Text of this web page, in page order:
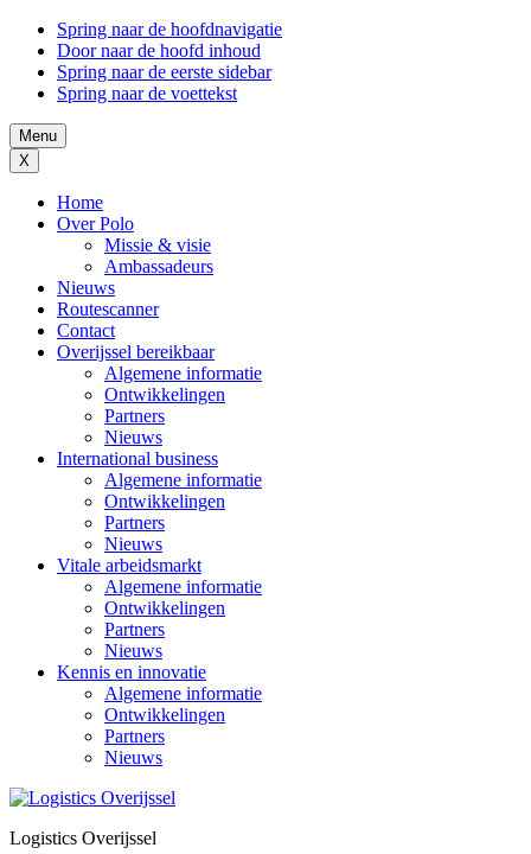
Spring naar de hoofdnavigatie
Door naar de hoofd inhoud
Spring naar de eerste sidebar
Spring naar de voettekst
Menu
X
Home
Over Polo
Missie & visie
Ambassadeurs
Nieuws
Routescanner
Contact
Overijssel bereikbaar
Algemene informatie
Ontwikkelingen
Partners
Nieuws
International business
Algemene informatie
Ontwikkelingen
Partners
Nieuws
Vitale arbeidsmarkt
Algemene informatie
Ontwikkelingen
Partners
Nieuws
Kennis en innovatie
Algemene informatie
Ontwikkelingen
Partners
Nieuws
Logistics Overijssel